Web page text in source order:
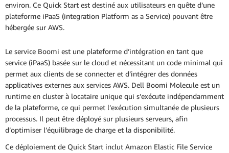
environ. Ce Quick Start est destiné aux utilisateurs en quête d’une
plateforme iPaaS (integration Platform as a Service) pouvant être
hébergée sur AWS.
Le service Boomi est une plateforme d’intégration en tant que
service (iPaaS) basée sur le cloud et nécessitant un code minimal qui
permet aux clients de se connecter et d’intégrer des données
applicatives externes aux services AWS. Dell Boomi Molecule est un
runtime en cluster à locataire unique qui s’exécute indépendamment
de la plateforme, ce qui permet l’exécution simultanée de plusieurs
processus. Il peut être déployé sur plusieurs serveurs, afin
d’optimiser l’équilibrage de charge et la disponibilité.
Ce déploiement de Quick Start inclut Amazon Elastic File Service